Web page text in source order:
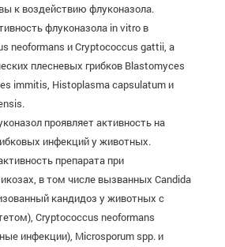
к воздействию флуконазола.
флуконазола in vitro в
neoformans и Cryptococcus gattii, а
плесневых грибков Blastomyces
immitis, Histoplasma capsulatum и
проявляет активность на
инфекций у животных.
препарата при
в том числе вызванных Candida
кандидоз у животных с
Cryptococcus neoformans
инфекции), Microsporum spp. и